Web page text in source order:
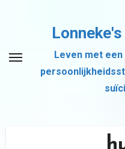
inhoud
Leven met